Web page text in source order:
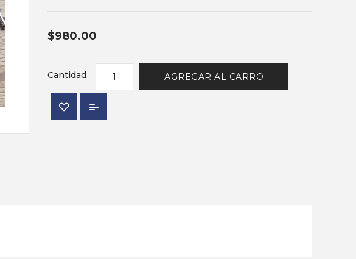
$980.00
Cantidad AGREGAR AL CARRO